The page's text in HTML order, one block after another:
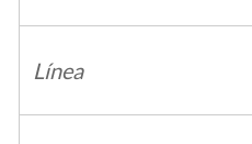
Línea